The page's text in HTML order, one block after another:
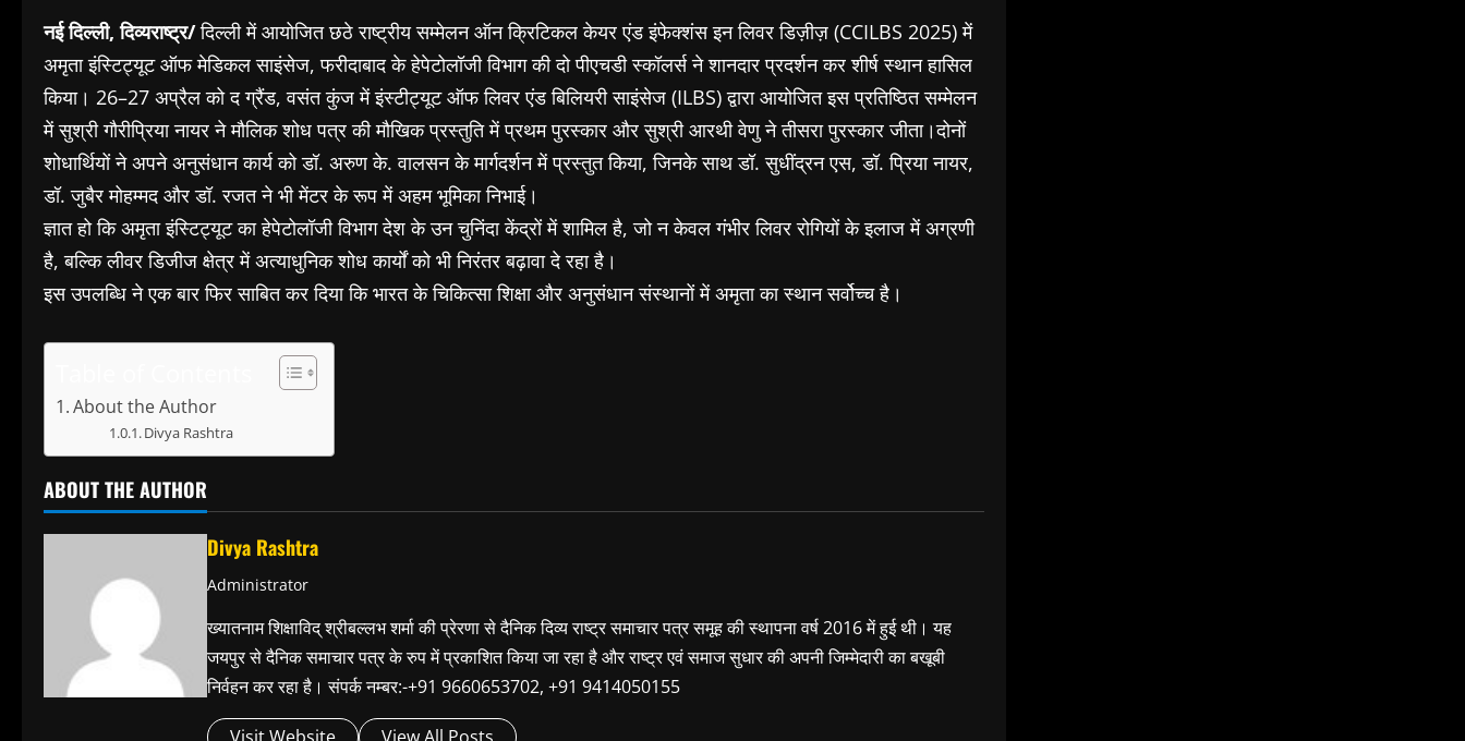
नई दिल्ली, दिव्यराष्ट्र/दिल्ली में आयोजित छठे राष्ट्रीय सम्मेलन ऑन क्रिटिकल केयर एंड इंफेक्शंस इन लिवर डिज़ीज़ (CCILBS 2025) में
अमृता इंस्टिट्यूट ऑफ मेडिकल साइंसेज, फरीदाबाद के हेपेटोलॉजी विभाग की दो पीएचडी स्कॉलर्स ने शानदार प्रदर्शन कर शीर्ष स्थान हासिल
किया। 26–27 अप्रैल को द ग्रैंड, वसंत कुंज में इंस्टीट्यूट ऑफ लिवर एंड बिलियरी साइंसेज (ILBS) द्वारा आयोजित इस प्रतिष्ठित सम्मेलन
में सुश्री गौरीप्रिया नायर ने मौलिक शोध पत्र की मौखिक प्रस्तुति में प्रथम पुरस्कार और सुश्री आरथी वेणु ने तीसरा पुरस्कार जीता।दोनों
शोधार्थियों ने अपने अनुसंधान कार्य को डॉ. अरुण के. वालसन के मार्गदर्शन में प्रस्तुत किया, जिनके साथ डॉ. सुधींद्रन एस, डॉ. प्रिया नायर,
डॉ. जुबैर मोहम्मद और डॉ. रजत ने भी मेंटर के रूप में अहम भूमिका निभाई।
ज्ञात हो कि अमृता इंस्टिट्यूट का हेपेटोलॉजी विभाग देश के उन चुनिंदा केंद्रों में शामिल है, जो न केवल गंभीर लिवर रोगियों के इलाज में अग्रणी
है, बल्कि लीवर डिजीज क्षेत्र में अत्याधुनिक शोध कार्यों को भी निरंतर बढ़ावा दे रहा है।
इस उपलब्धि ने एक बार फिर साबित कर दिया कि भारत के चिकित्सा शिक्षा और अनुसंधान संस्थानों में अमृता का स्थान सर्वोच्च है।
About the Author
Divya Rashtra
ABOUT THE AUTHOR
Divya Rashtra
Administrator
ख्यातनाम शिक्षाविद् श्रीबल्लभ शर्मा की प्रेरणा से दैनिक दिव्य राष्ट्र समाचार पत्र समूह की स्थापना वर्ष 2016 में हुई थी। यह
जयपुर से दैनिक समाचार पत्र के रुप में प्रकाशित किया जा रहा है और राष्ट्र एवं समाज सुधार की अपनी जिम्मेदारी का बखूबी
निर्वहन कर रहा है। संपर्क नम्बर:-+91 9660653702, +91 9414050155